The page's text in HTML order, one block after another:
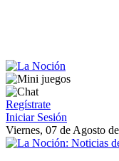
Regístrate
Iniciar Sesión
Viernes, 07 de Agosto